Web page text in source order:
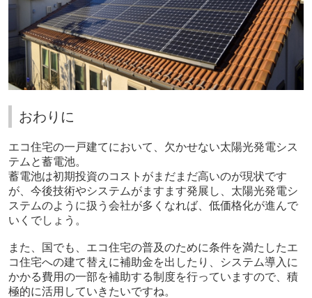
おわりに
エコ住宅の一戸建てにおいて、欠かせない太陽光発電シス
テムと蓄電池。
蓄電池は初期投資のコストがまだまだ高いのが現状です
が、今後技術やシステムがますます発展し、太陽光発電シ
ステムのように扱う会社が多くなれば、低価格化が進んで
いくでしょう。
また、国でも、エコ住宅の普及のために条件を満たしたエ
コ住宅への建て替えに補助金を出したり、システム導入に
かかる費用の一部を補助する制度を行っていますので、積
極的に活用していきたいですね。